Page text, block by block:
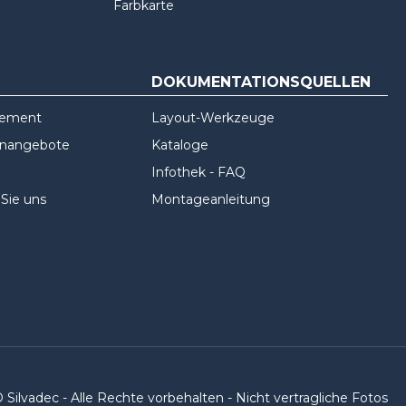
Farbkarte
uns
DOKUMENTATIONSQUELLEN
Layout-Werkzeuge
Kataloge
Infothek - FAQ
Montageanleitung
Silvadec - Alle Rechte vorbehalten - Nicht vertragliche Fotos